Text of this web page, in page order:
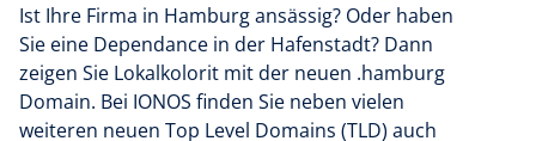
Ist Ihre Firma in Hamburg ansässig? Oder haben
Sie eine Dependance in der Hafenstadt? Dann
zeigen Sie Lokalkolorit mit der neuen .hamburg
Domain. Bei IONOS finden Sie neben vielen
weiteren neuen Top Level Domains (TLD) auch